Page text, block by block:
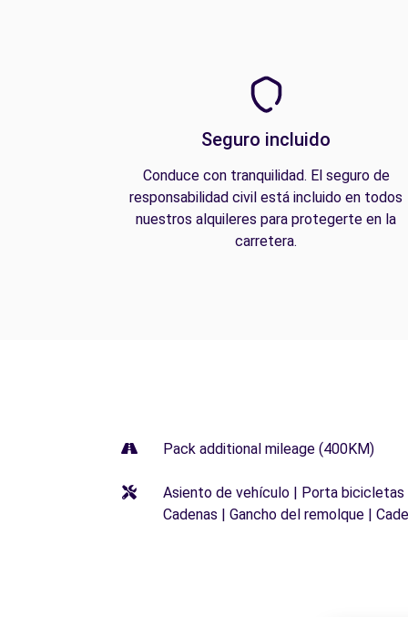
Seguro incluido
Conduce con tranquilidad. El seguro de
responsabilidad civil está incluido en todos
nuestros alquileres para protegerte en la
carretera.
Pack additional mileage (400KM)
Asiento de vehículo | Porta bicicletas
Cadenas | Gancho del remolque |